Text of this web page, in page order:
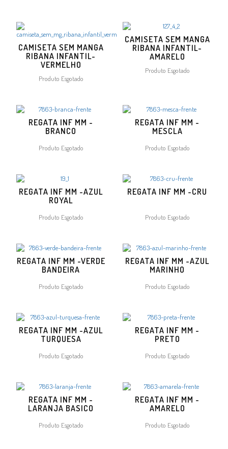
CAMISETA SEM MANGA
RIBANA INFANTIL-
VERMELHO
Produto Esgotado
CAMISETA SEM MANGA
RIBANA INFANTIL-
AMARELO
Produto Esgotado
REGATA INF MM -
BRANCO
Produto Esgotado
REGATA INF MM -
MESCLA
Produto Esgotado
REGATA INF MM -AZUL
ROYAL
Produto Esgotado
REGATA INF MM -CRU
Produto Esgotado
REGATA INF MM -VERDE
BANDEIRA
Produto Esgotado
REGATA INF MM -AZUL
MARINHO
Produto Esgotado
REGATA INF MM -AZUL
TURQUESA
Produto Esgotado
REGATA INF MM -
PRETO
Produto Esgotado
REGATA INF MM -
LARANJA BASICO
Produto Esgotado
REGATA INF MM -
AMARELO
Produto Esgotado